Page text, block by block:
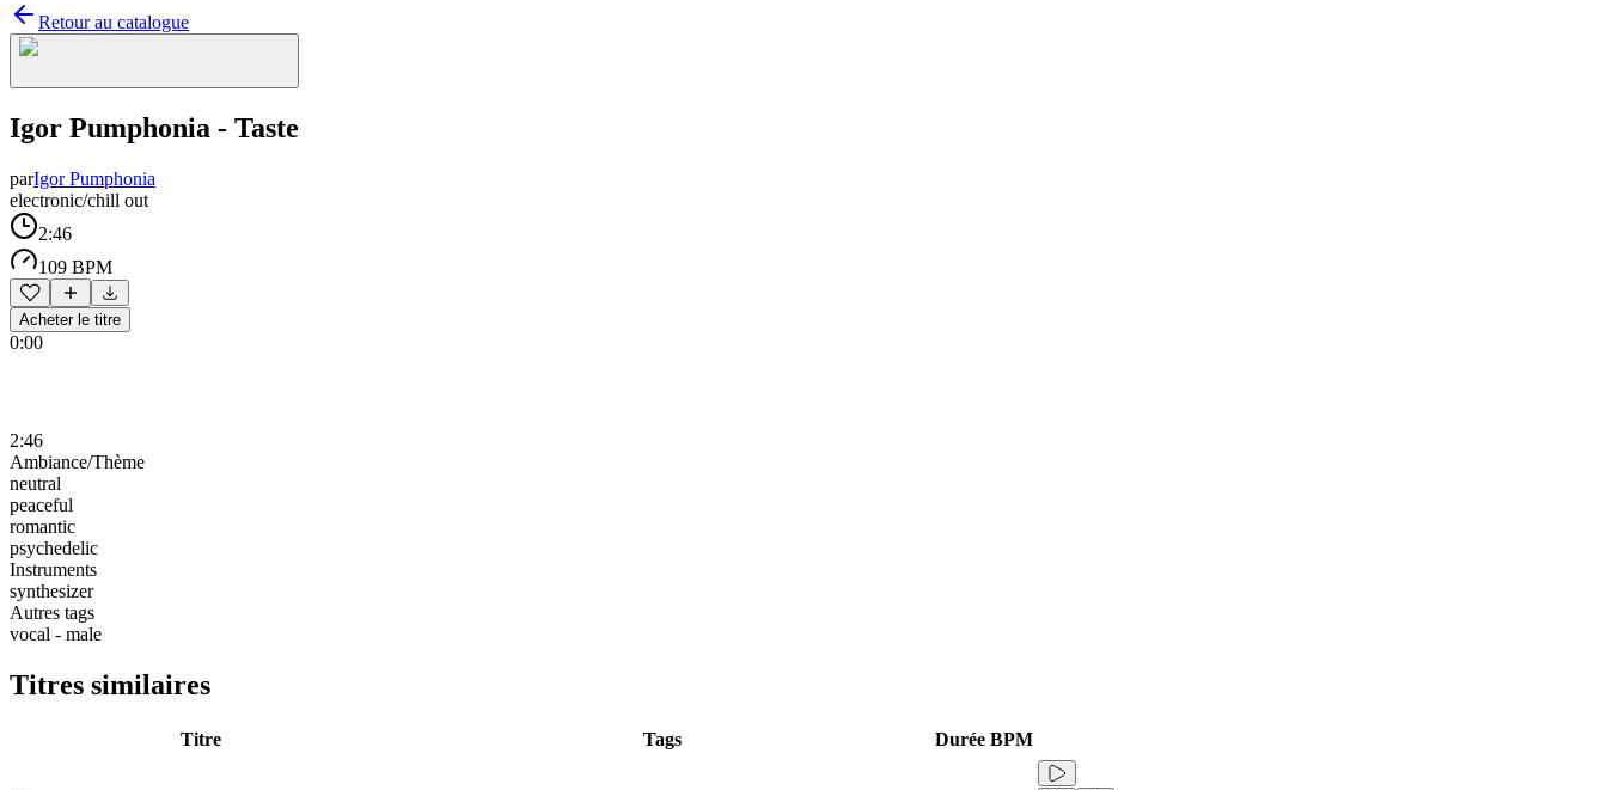
Retour au catalogue
Igor Pumphonia - Taste
parIgor Pumphonia
electronic/chill out
2:46
109 BPM
Acheter le titre
0:00
2:46
Ambiance/Thème
neutral
peaceful
romantic
psychedelic
Instruments
synthesizer
Autres tags
vocal - male
Titres similaires
Titre Tags Durée BPM